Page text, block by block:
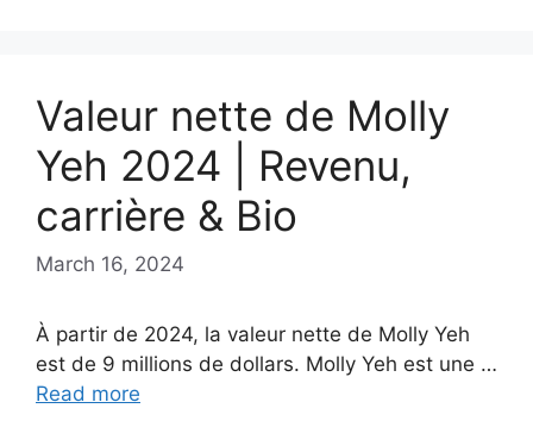
Valeur nette de Molly
Yeh 2024 | Revenu,
carrière & Bio
March 16, 2024
À partir de 2024, la valeur nette de Molly Yeh
est de 9 millions de dollars. Molly Yeh est une …
Read more